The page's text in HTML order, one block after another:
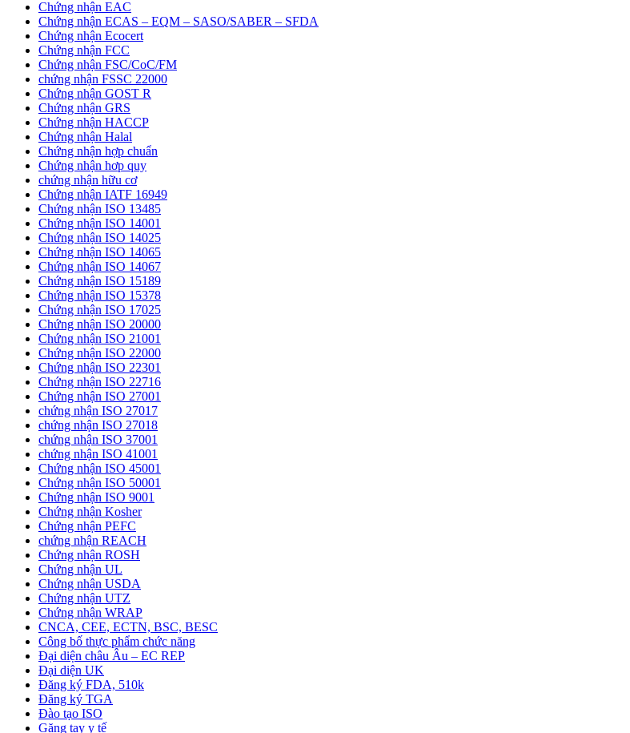
Chứng nhận EAC
Chứng nhận ECAS – EQM – SASO/SABER – SFDA
Chứng nhận Ecocert
Chứng nhận FCC
Chứng nhận FSC/CoC/FM
chứng nhận FSSC 22000
Chứng nhận GOST R
Chứng nhận GRS
Chứng nhận HACCP
Chứng nhận Halal
Chứng nhận hợp chuẩn
Chứng nhận hơp quy
chứng nhận hữu cơ
Chứng nhận IATF 16949
Chứng nhận ISO 13485
Chứng nhận ISO 14001
Chứng nhận ISO 14025
Chứng nhận ISO 14065
Chứng nhận ISO 14067
Chứng nhận ISO 15189
Chứng nhận ISO 15378
Chứng nhận ISO 17025
Chứng nhận ISO 20000
Chứng nhận ISO 21001
Chứng nhận ISO 22000
Chứng nhận ISO 22301
Chứng nhận ISO 22716
Chứng nhận ISO 27001
chứng nhận ISO 27017
chứng nhận ISO 27018
chứng nhận ISO 37001
chứng nhận ISO 41001
Chứng nhận ISO 45001
Chứng nhận ISO 50001
Chứng nhận ISO 9001
Chứng nhận Kosher
Chứng nhận PEFC
chứng nhận REACH
Chứng nhận ROSH
Chứng nhận UL
Chứng nhận USDA
Chứng nhận UTZ
Chứng nhận WRAP
CNCA, CEE, ECTN, BSC, BESC
Công bố thực phẩm chức năng
Đại diện châu Âu – EC REP
Đại diện UK
Đăng ký FDA, 510k
Đăng ký TGA
Đào tạo ISO
Găng tay y tế